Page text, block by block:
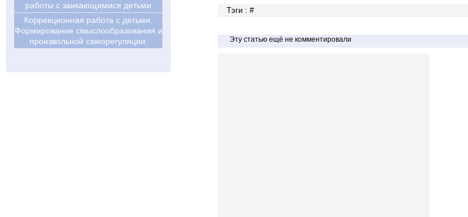
Тэги : #
Эту статью ещё не комментировали
работы с заикающимися детьми
Коррекционная работа с детьми.
Формирование смыслообразования и
произвольной саморегуляции.